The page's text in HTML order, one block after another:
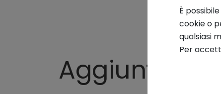
Aggiunti
È
cookie o
qualsiasi
Per